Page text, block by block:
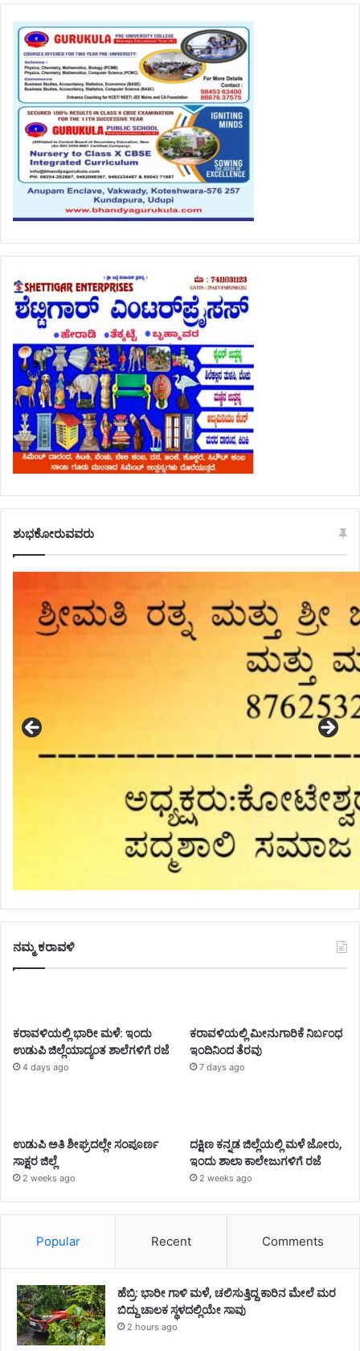
ಶುಭಕೋರುವವರು
ನಮ್ಮ ಕರಾವಳಿ
ಕರಾವಳಿಯಲ್ಲಿ ಭಾರೀ ಮಳೆ: ಇಂದು
ಉಡುಪಿ ಜಿಲ್ಲೆಯಾದ್ಯಂತ ಶಾಲೆಗಳಿಗೆ ರಜೆ
4 days ago
ಕರಾವಳಿಯಲ್ಲಿ ಮೀನುಗಾರಿಕೆ ನಿರ್ಬಂಧ
ಇಂದಿನಿಂದ ತೆರವು
7 days ago
ಉಡುಪಿ ಅತಿ ಶೀಘ್ರದಲ್ಲೇ ಸಂಪೂರ್ಣ
ಸಾಕ್ಷರ ಜಿಲ್ಲೆ
2 weeks ago
ದಕ್ಷಿಣ ಕನ್ನಡ ಜಿಲ್ಲೆಯಲ್ಲಿ ಮಳೆ ಜೋರು,
ಇಂದು ಶಾಲಾ ಕಾಲೇಜುಗಳಿಗೆ ರಜೆ
2 weeks ago
Popular Recent Comments
ಹೆಬ್ರಿ: ಭಾರೀ ಗಾಳಿ ಮಳೆ, ಚಲಿಸುತ್ತಿದ್ದ ಕಾರಿನ ಮೇಲೆ ಮರ
ಬಿದ್ದು ಚಾಲಕ ಸ್ಥಳದಲ್ಲಿಯೇ ಸಾವು
2 hours ago